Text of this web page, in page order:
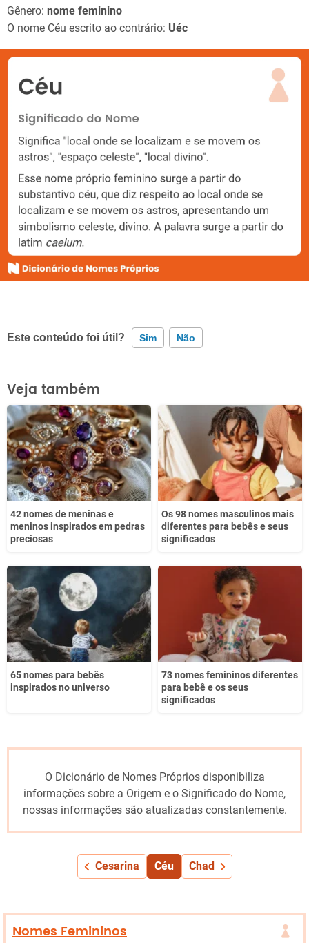
Gênero: nome feminino
O nome Céu escrito ao contrário: Uéc
Este conteúdo foi útil? Sim Não
Este conteúdo contém informação incorreta
Este conteúdo não tem a informação que procuro
Outro
Veja também
42 nomes de meninas e
meninos inspirados em pedras
preciosas
Os 98 nomes masculinos mais
diferentes para bebês e seus
significados
65 nomes para bebês
inspirados no universo
73 nomes femininos diferentes
para bebê e os seus
significados
O Dicionário de Nomes Próprios disponibiliza
informações sobre a Origem e o Significado do Nome,
nossas informações são atualizadas constantemente.
Cesarina Céu Chad
Nomes Femininos